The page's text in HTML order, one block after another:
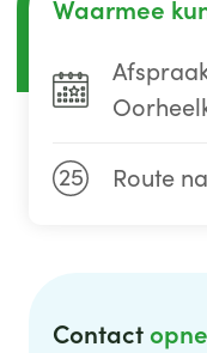
Waarmee
25 Route
Contact